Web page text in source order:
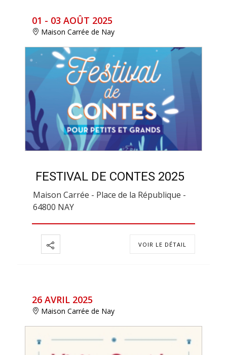
01 - 03 AOÛT 2025
Maison Carrée de Nay
FESTIVAL DE CONTES 2025
Maison Carrée - Place de la République -
64800 NAY
VOIR LE DÉTAIL
26 AVRIL 2025
Maison Carrée de Nay